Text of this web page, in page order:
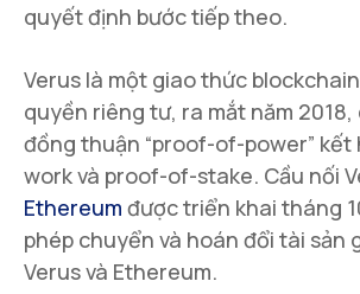
quyết định bước tiếp theo.
Verus là một giao thức
quyền riêng tư, ra mắt năm
đồng thuận “proof-of-power”
work và proof-of-stake. Cầu nối
Ethereum được triển khai tháng
phép chuyển và hoán đổi tài sản
Verus và Ethereum.